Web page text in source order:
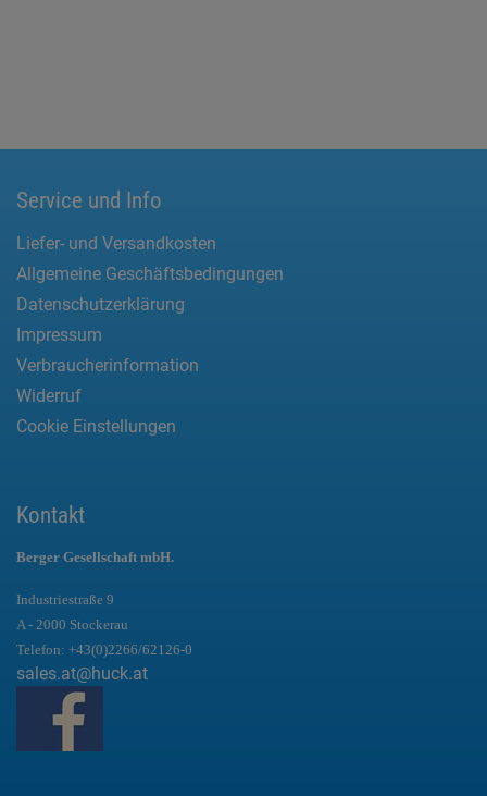
Service und Info
Liefer- und Versandkosten
Allgemeine Geschäftsbedingungen
Datenschutzerklärung
Impressum
Verbraucherinformation
Widerruf
Cookie Einstellungen
Kontakt
Berger Gesellschaft mbH.
Industriestraße 9
A - 2000 Stockerau
Telefon: +43(0)2266/62126-0
sales.at@huck.at